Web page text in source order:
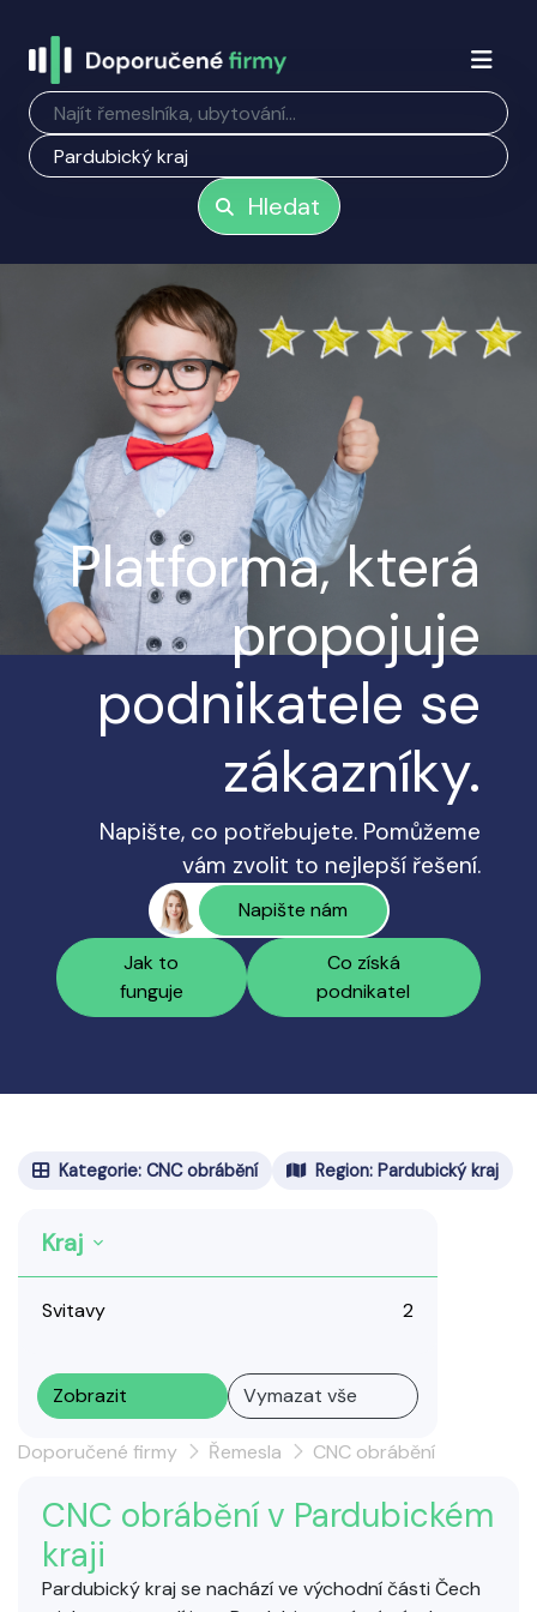
Hledat
Platforma, která
propojuje
podnikatele se
zákazníky.
Napište, co potřebujete. Pomůžeme
vám zvolit to nejlepší řešení.
Napište nám
Jak to
funguje
Co získá
podnikatel
Kategorie: CNC obrábění Region: Pardubický kraj
Kraj
Svitavy 2
Zobrazit Vymazat vše
Doporučené firmy Řemesla CNC obrábění
CNC obrábění v Pardubickém
kraji
Pardubický kraj se nachází ve východní části Čech